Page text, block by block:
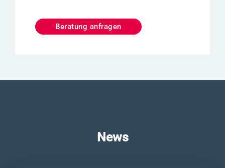
Beratung anfragen
News